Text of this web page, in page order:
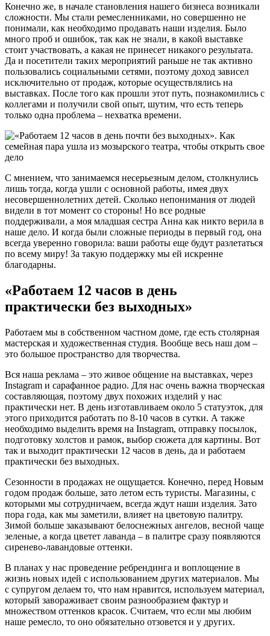
Конечно же, в начале становления нашего бизнеса возникали
сложности. Мы стали ремесленниками, но совершенно не
понимали, как необходимо продавать наши изделия. Было
много проб и ошибок, так как не знали, в какой выставке
стоит участвовать, а какая не принесет никакого результата.
Да и посетители таких мероприятий раньше не так активно
пользовались социальными сетями, поэтому доход зависел
исключительно от продаж, которые осуществлялись на
выставках. После того как прошли этот путь, познакомились с
коллегами и получили свой опыт, шутим, что есть теперь
только одна проблема – нехватка времени.
С мнением, что занимаемся несерьезным делом, столкнулись
лишь тогда, когда ушли с основной работы, имея двух
несовершеннолетних детей. Сколько непонимания от людей
видели в тот момент со стороны! Но все родные
поддерживали, а моя младшая сестра Анна как никто верила в
наше дело. И когда были сложные периоды в первый год, она
всегда уверенно говорила: ваши работы еще будут разлетаться
по всему миру! За такую поддержку мы ей искренне
благодарны.
«Работаем 12 часов в день
практически без выходных»
Работаем мы в собственном частном доме, где есть столярная
мастерская и художественная студия. Вообще весь наш дом –
это большое пространство для творчества.
Вся наша реклама – это живое общение на выставках, через
Instagram и сарафанное радио. Для нас очень важна творческая
составляющая, поэтому двух похожих изделий у нас
практически нет. В день изготавливаем около 5 статуэток, для
этого приходится работать по 8-10 часов в сутки. А также
необходимо выделить время на Instagram, отправку посылок,
подготовку холстов и рамок, выбор сюжета для картины. Вот
так и выходит практически 12 часов в день, да и работаем
практически без выходных.
Сезонности в продажах не ощущается. Конечно, перед Новым
годом продаж больше, зато летом есть туристы. Магазины, с
которыми мы сотрудничаем, всегда ждут наши изделия. Зато
пора года, как мы заметили, влияет на цветовую палитру.
Зимой больше заказывают белоснежных ангелов, весной чаще
зеленые, а когда цветет лаванда – в палитре сразу появляются
сиренево-лавандовые оттенки.
В планах у нас проведение ребрендинга и воплощение в
жизнь новых идей с использованием других материалов. Мы
с супругом делаем то, что нам нравится, используем материал,
который завораживает своим разнообразием фактур и
множеством оттенков красок. Считаем, что если мы любим
наше ремесло, то оно обязательно отзовется и у других.